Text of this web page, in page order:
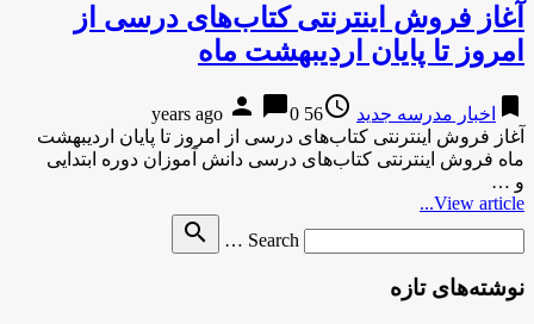
آغاز فروش اینترنتی کتاب‌های درسی از
امروز تا پایان اردیبهشت ماه
bookmark اخبار مدرسه جدید access_time
56 years ago
person chat_bubble0
آغاز فروش اینترنتی کتاب‌های درسی از امروز تا پایان اردیبهشت
ماه فروش اینترنتی کتاب‌های درسی دانش آموزان دوره ابتدایی
و …
View article...
Search …
search
نوشته‌های تازه